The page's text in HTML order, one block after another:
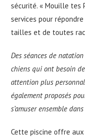
sécurité. « Mouille tes
services pour
tailles et de toutes
Des séances de
chiens qui ont besoin
attention plus
également proposés
s’amuser ensemble dans
Cette piscine offre